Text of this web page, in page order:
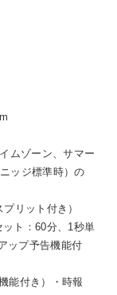
ムゾーン、サマー
ッジ標準時）の
リット付き）
ト：60分、1秒単
ップ予告機能付
能付き）・時報